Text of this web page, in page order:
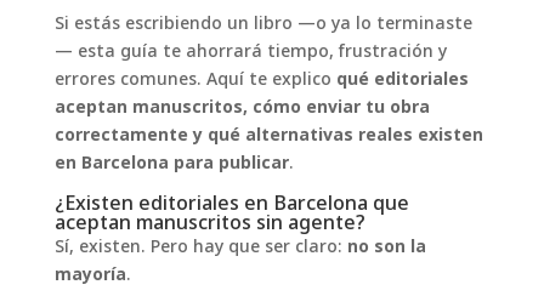
Si estás escribiendo un libro —o ya lo terminaste
— esta guía te ahorrará tiempo, frustración y
errores comunes. Aquí te explicoqué editoriales
aceptan manuscritos, cómo enviar tu obra
correctamente y qué alternativas reales existen
en Barcelona para publicar.
¿Existen editoriales en Barcelona que
aceptan manuscritos sin agente?
Sí, existen. Pero hay que ser claro:no son la
mayoría.